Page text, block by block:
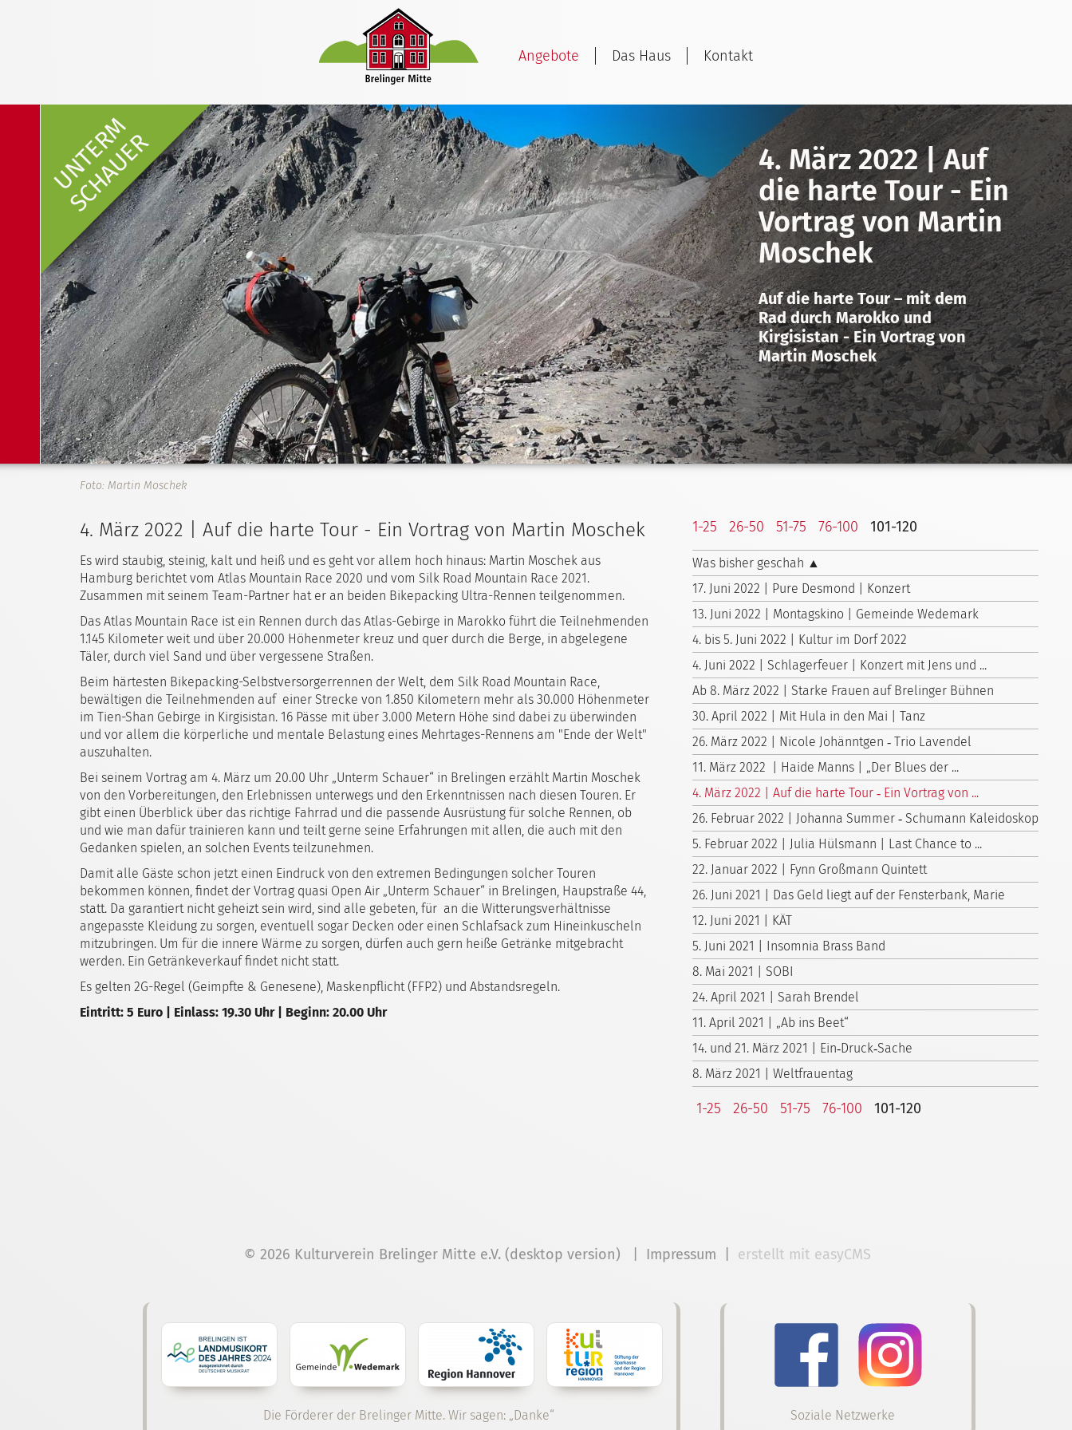
Angebote Das Haus Kontakt
UNTERM
SCHAUER
4. März 2022 | Auf
die harte Tour - Ein
Vortrag von Martin
Moschek
Auf die harte Tour – mit dem
Rad durch Marokko und
Kirgisistan - Ein Vortrag von
Martin Moschek
Foto: Martin Moschek
1-25 26-50 51-75 76-100 101-120
Was bisher geschah ▲
17. Juni 2022 | Pure Desmond | Konzert
13. Juni 2022 | Montagskino | Gemeinde Wedemark
4. bis 5. Juni 2022 | Kultur im Dorf 2022
4. Juni 2022 | Schlagerfeuer | Konzert mit Jens und ...
Ab 8. März 2022 | Starke Frauen auf Brelinger Bühnen
30. April 2022 | Mit Hula in den Mai | Tanz
26. März 2022 | Nicole Johänntgen ‑ Trio Lavendel
11. März 2022 | Haide Manns | „Der Blues der ...
4. März 2022 | Auf die harte Tour ‑ Ein Vortrag von ...
26. Februar 2022 | Johanna Summer ‑ Schumann Kaleidoskop
5. Februar 2022 | Julia Hülsmann | Last Chance to ...
22. Januar 2022 | Fynn Großmann Quintett
26. Juni 2021 | Das Geld liegt auf der Fensterbank, Marie
12. Juni 2021 | KÄT
5. Juni 2021 | Insomnia Brass Band
8. Mai 2021 | SOBI
24. April 2021 | Sarah Brendel
11. April 2021 | „Ab ins Beet“
14. und 21. März 2021 | Ein‑Druck‑Sache
8. März 2021 | Weltfrauentag
1-25 26-50 51-75 76-100 101-120
4. März 2022 | Auf die harte Tour - Ein Vortrag von Martin Moschek
Es wird staubig, steinig, kalt und heiß und es geht vor allem hoch hinaus: Martin Moschek aus
Hamburg berichtet vom Atlas Mountain Race 2020 und vom Silk Road Mountain Race 2021.
Zusammen mit seinem Team-Partner hat er an beiden Bikepacking Ultra-Rennen teilgenommen.
Das Atlas Mountain Race ist ein Rennen durch das Atlas-Gebirge in Marokko führt die Teilnehmenden
1.145 Kilometer weit und über 20.000 Höhenmeter kreuz und quer durch die Berge, in abgelegene
Täler, durch viel Sand und über vergessene Straßen.
Beim härtesten Bikepacking-Selbstversorgerrennen der Welt, dem Silk Road Mountain Race,
bewältigen die Teilnehmenden auf einer Strecke von 1.850 Kilometern mehr als 30.000 Höhenmeter
im Tien-Shan Gebirge in Kirgisistan. 16 Pässe mit über 3.000 Metern Höhe sind dabei zu überwinden
und vor allem die körperliche und mentale Belastung eines Mehrtages-Rennens am "Ende der Welt"
auszuhalten.
Bei seinem Vortrag am 4. März um 20.00 Uhr „Unterm Schauer“ in Brelingen erzählt Martin Moschek
von den Vorbereitungen, den Erlebnissen unterwegs und den Erkenntnissen nach diesen Touren. Er
gibt einen Überblick über das richtige Fahrrad und die passende Ausrüstung für solche Rennen, ob
und wie man dafür trainieren kann und teilt gerne seine Erfahrungen mit allen, die auch mit den
Gedanken spielen, an solchen Events teilzunehmen.
Damit alle Gäste schon jetzt einen Eindruck von den extremen Bedingungen solcher Touren
bekommen können, findet der Vortrag quasi Open Air „Unterm Schauer“ in Brelingen, Haupstraße 44,
statt. Da garantiert nicht geheizt sein wird, sind alle gebeten, für an die Witterungsverhältnisse
angepasste Kleidung zu sorgen, eventuell sogar Decken oder einen Schlafsack zum Hineinkuscheln
mitzubringen. Um für die innere Wärme zu sorgen, dürfen auch gern heiße Getränke mitgebracht
werden. Ein Getränkeverkauf findet nicht statt.
Es gelten 2G-Regel (Geimpfte & Genesene), Maskenpflicht (FFP2) und Abstandsregeln.
Eintritt: 5 Euro | Einlass: 19.30 Uhr | Beginn: 20.00 Uhr
© 2026 Kulturverein Brelinger Mitte e.V. (desktop version) | Impressum erstellt mit easyCMS
Die Förderer der Brelinger Mitte. Wir sagen: „Danke“ Soziale Netzwerke